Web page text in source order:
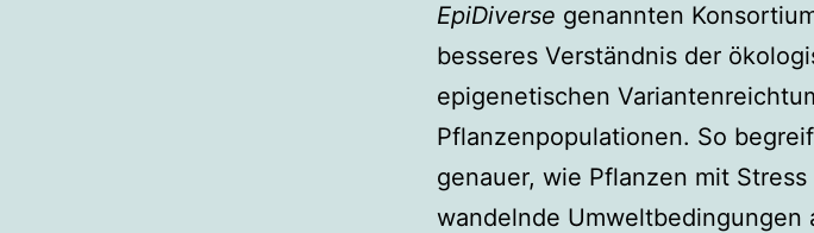
EpiDiverse genannten
besseres Verständnis der
epigenetischen
Pflanzenpopulationen. So
genauer, wie Pflanzen mit
wandelnde Umweltbedingungen